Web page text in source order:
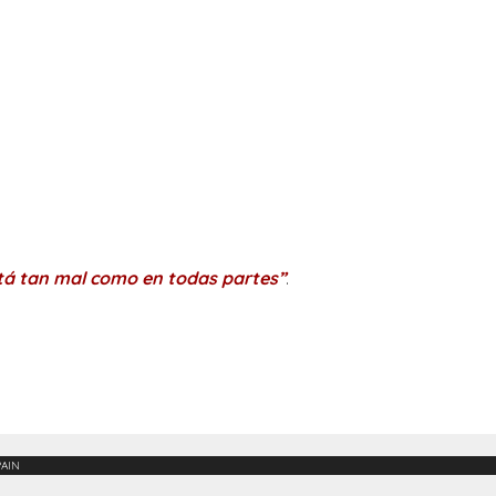
tan mal como en todas partes”.